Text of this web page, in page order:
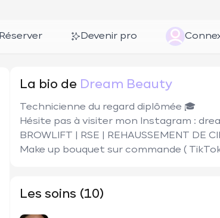
Réserver Devenir pro
La bio de Dream Beauty
Technicienne du regard diplômée 🎓
Hésite pas à visiter mon Instagram :
BROWLIFT | RSE | REHAUSSEMENT DE
Make up bouquet sur commande (
Les soins (10)